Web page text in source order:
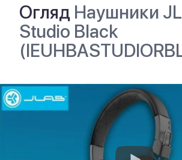
Огляд Наушники
Studio Black